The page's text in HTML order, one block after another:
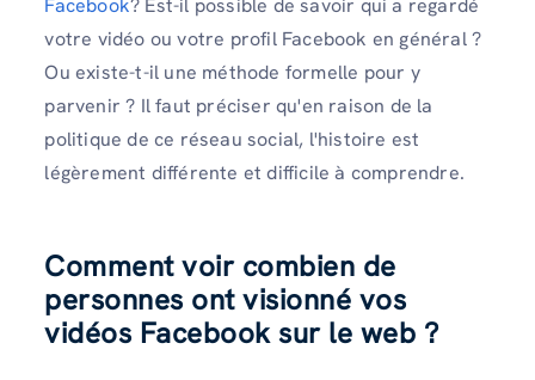
Facebook? Est-il possible de savoir qui a regardé
votre vidéo ou votre profil Facebook en général ?
Ou existe-t-il une méthode formelle pour y
parvenir ? Il faut préciser qu'en raison de la
politique de ce réseau social, l'histoire est
légèrement différente et difficile à comprendre.
Comment voir combien de
personnes ont visionné vos
vidéos Facebook sur le web ?